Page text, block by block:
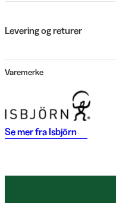
Levering og returer
Varemerke
Se mer fra Isbjörn